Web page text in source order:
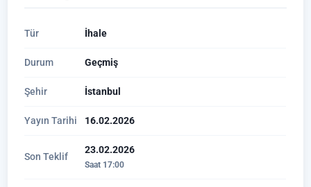
Tür İhale
Durum Geçmiş
Şehir İstanbul
Yayın Tarihi 16.02.2026
Son Teklif
23.02.2026
Saat 17:00